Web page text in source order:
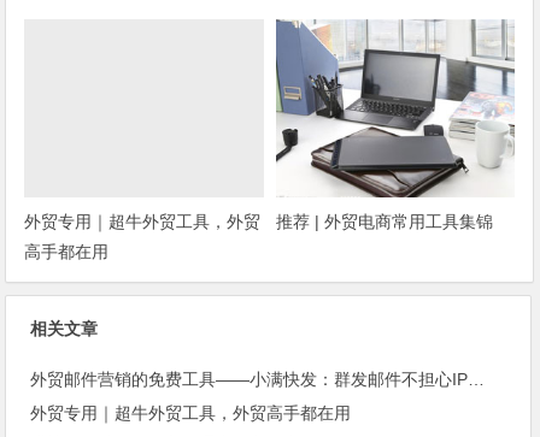
种？
外贸专用｜超牛外贸工具，外贸
高手都在用
推荐 | 外贸电商常用工具集锦
相关文章
外贸邮件营销的免费工具——小满快发：群发邮件不担心IP被封
外贸专用｜超牛外贸工具，外贸高手都在用